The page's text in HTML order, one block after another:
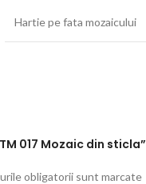
Hartie pe fata mozaicului
017 Mozaic din sticla”
obligatorii sunt marcate